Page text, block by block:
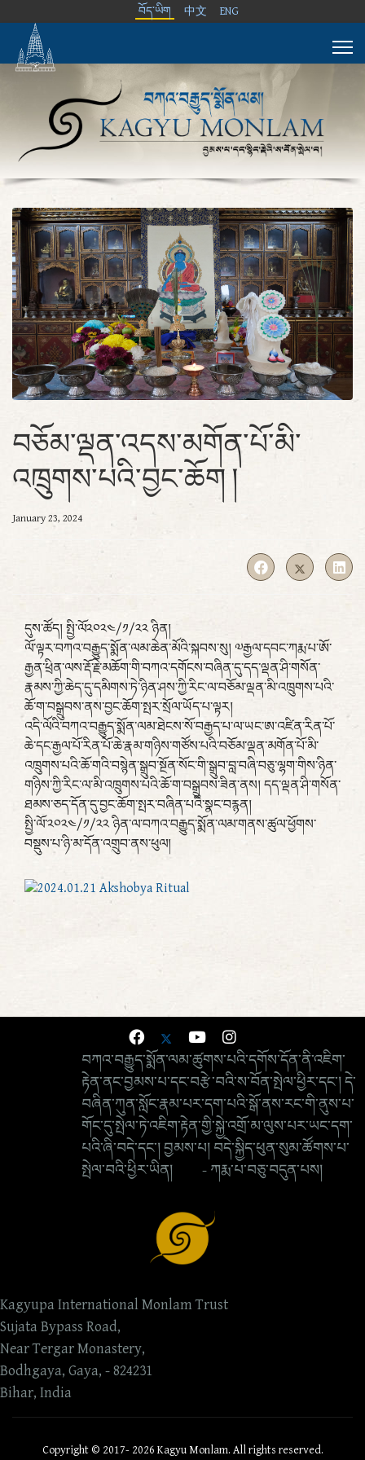
བོད་ཡིག 中文 ENG
བཅོམ་ལྡན་འདས་མགོན་པོ་མི་
འཁྲུགས་པའི་བྱང་ཆོག །
January 23, 2024
དུས་ཚོད། སྤྱི་ལོ༢༠༢༤/༡/༢༢ ཉིན།
ལོ་ལྟར་བཀའ་བརྒྱུད་སྨོན་ལམ་ཆེན་མོའི་སྐབས་སུ། ༧རྒྱལ་དབང་ཀརྨ་པ་ཨོ་
རྒྱན་ཕྲིན་ལས་རྡོ་རྗེ་མཆོག་གི་བཀའ་དགོངས་བཞིན་དུ་དད་ལྡན་ཤི་གསོན་
རྣམས་ཀྱི་ཆེད་དུ་དམིགས་ཏེ་ཉིན་ཤས་ཀྱི་རིང་ལ་བཅོམ་ལྡན་མི་འཁྲུགས་པའི་
ཆོ་ག་བསྒྲུབས་ནས་བྱང་ཆོག་སྤར་སྲོལ་ཡོད་པ་ལྟར།
འདི་ལོའི་བཀའ་བརྒྱུད་སྨོན་ལམ་ཐེངས་སོ་བརྒྱད་པ་ལ་ཡང་ཨ་འཛིན་རིན་པོ་
ཆེ་དང་རྒྱལ་པོ་རིན་པོ་ཆེ་རྣམ་གཉིས་གཙོས་པའི་བཅོམ་ལྡན་མགོན་པོ་མི་
འཁྲུགས་པའི་ཆོ་གའི་བསྙེན་སྒྲུབ་སྔོན་སོང་གི་སྒྲུབ་བླ་བཞི་བཅུ་ལྷག་གིས་ཉིན་
གཉིས་ཀྱི་རིང་ལ་མི་འཁྲུགས་པའི་ཆོ་ག་བསྒྲུབས་ཟིན་ནས། དད་ལྡན་ཤི་གསོན་
ཐམས་ཅད་དོན་དུ་བྱང་ཆོག་སྤར་བཞིན་པའི་སྣང་བརྙན།
སྤྱི་ལོ་༢༠༢༤/༡/༢༢ ཉིན་ལ་བཀའ་བརྒྱུད་སྨོན་ལམ་གནས་ཚུལ་ཕྱོགས་
བསྡུས་པ་ཉི་མ་དོན་འགྲུབ་ནས་ཕུལ།
བཀའ་བརྒྱུད་སྨོན་ལམ་ཚུགས་པའི་དགོས་དོན་ནི་འཇིག་
རྟེན་ནང་བྱམས་པ་དང་བརྩེ་བའི་ས་བོན་སྤེལ་ཕྱིར་དང་། དེ་
བཞིན་ཀུན་སློང་རྣམ་པར་དག་པའི་སྒོ་ནས་རང་གི་ནུས་པ་
གོང་དུ་སྤེལ་ཏེ་འཇིག་རྟེན་གྱི་སྐྱེ་འགྲོ་མ་ལུས་པར་ཡང་དག་
པའི་ཞི་བདེ་དང་། བྱམས་པ། བདེ་སྐྱིད་ཕུན་སུམ་ཚོགས་པ་
སྤེལ་བའི་ཕྱིར་ཡིན། - ཀརྨ་པ་བཅུ་བདུན་པས།
Kagyupa International Monlam Trust
Sujata Bypass Road,
Near Tergar Monastery,
Bodhgaya, Gaya, - 824231
Bihar, India
Copyright © 2017- 2026 Kagyu Monlam. All rights reserved.